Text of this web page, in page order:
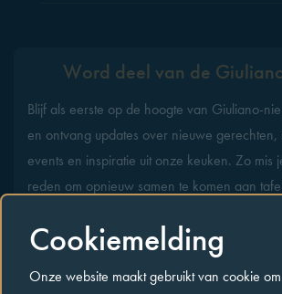
Word deel van de
Blijf als eerste op de hoogte van Giuliano-
en ontvang updates over nieuwe gerechten,
events en inspiratie uit onze keuken. Zo mis
reden om opnieuw samen te komen aan
Voornaam*
Cookiemelding
Onze website maakt gebruikt van cookie